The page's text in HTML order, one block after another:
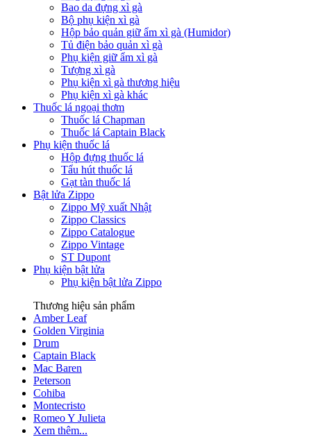
Bao da đựng xì gà
Bộ phụ kiện xì gà
Hộp bảo quản giữ ẩm xì gà (Humidor)
Tủ điện bảo quản xì gà
Phụ kiện giữ ẩm xì gà
Tượng xì gà
Phụ kiện xì gà thương hiệu
Phụ kiện xì gà khác
Thuốc lá ngoại thơm
Thuốc lá Chapman
Thuốc lá Captain Black
Phụ kiện thuốc lá
Hộp đựng thuốc lá
Tẩu hút thuốc lá
Gạt tàn thuốc lá
Bật lửa Zippo
Zippo Mỹ xuất Nhật
Zippo Classics
Zippo Catalogue
Zippo Vintage
ST Dupont
Phụ kiện bật lửa
Phụ kiện bật lửa Zippo
Thương hiệu sản phẩm
Amber Leaf
Golden Virginia
Drum
Captain Black
Mac Baren
Peterson
Cohiba
Montecristo
Romeo Y Julieta
Xem thêm...